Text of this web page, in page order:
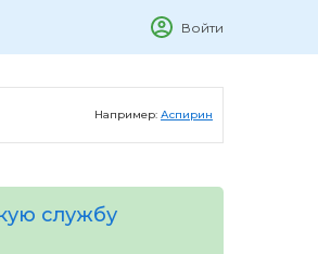
Войти
Например: Аспирин
службу